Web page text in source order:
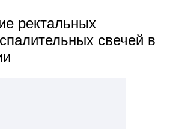
ректальных
свечей в